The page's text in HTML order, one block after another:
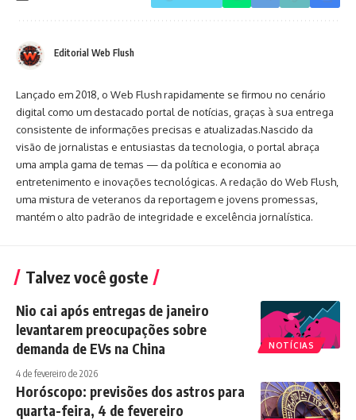
Editorial Web Flush
Lançado em 2018, o Web Flush rapidamente se firmou no cenário
digital como um destacado portal de notícias, graças à sua entrega
consistente de informações precisas e atualizadas.Nascido da
visão de jornalistas e entusiastas da tecnologia, o portal abraça
uma ampla gama de temas — da política e economia ao
entretenimento e inovações tecnológicas. A redação do Web Flush,
uma mistura de veteranos da reportagem e jovens promessas,
mantém o alto padrão de integridade e excelência jornalística.
Talvez você goste
NOTÍCIAS
Nio cai após entregas de janeiro
levantarem preocupações sobre
demanda de EVs na China
4 de fevereiro de 2026
Horóscopo: previsões dos astros para
quarta-feira, 4 de fevereiro